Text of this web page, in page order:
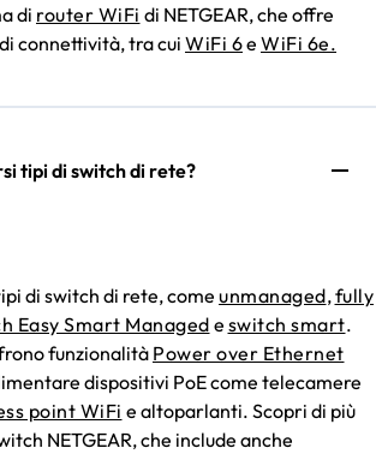
di router WiFi di NETGEAR, che offre
connettività, tra cui WiFi 6e WiFi 6e.
tipi di switch di rete?
di switch di rete, come unmanaged,fully
Easy Smart Managed e switch smart.
funzionalitàPower over Ethernet
dispositivi PoE come telecamere
point WiFi e altoparlanti. Scopri di più
NETGEAR, che include anche